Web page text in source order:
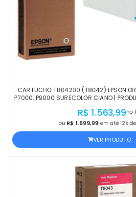
CARTUCHO T804200 (T8042) EPSON
P7000, P9000 SURECOLOR CIANO |
R$ 1.563,99no
ou R$ 1.699,99 em até 12x de
VER PRODUTO